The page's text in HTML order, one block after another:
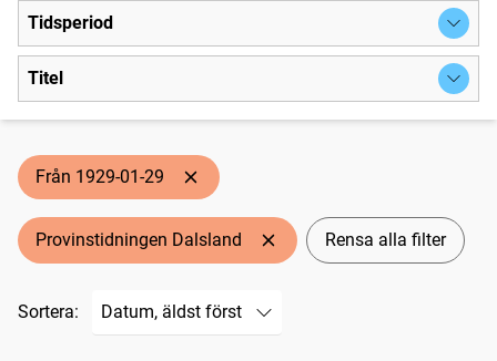
Tidsperiod
Titel
Från 1929-01-29
Provinstidningen Dalsland Rensa alla filter
Sortera: